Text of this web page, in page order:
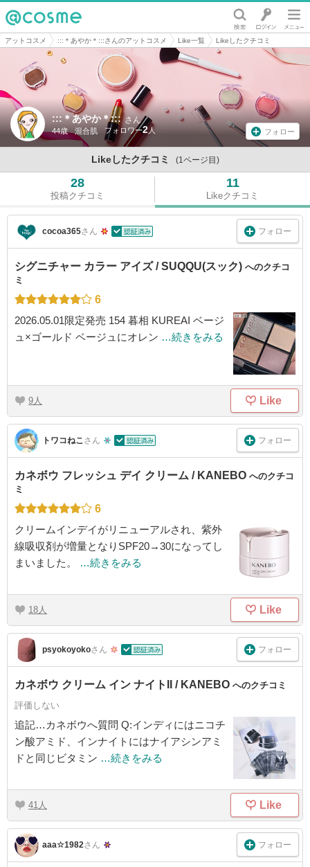
@cosme
アットコスメ :::＊あやか＊:::さんのアットコスメ Like一覧 Likeしたクチコミ
:::＊あやか＊::: さん
44歳 混合肌 2 フォロー
Likeしたクチコミ (1ページ目)
28
投稿クチコミ
11
Likeクチコミ
cocoa365さん フォロー
シグニチャー カラー アイズ / SUQQU(スック) へのクチコ
ミ
6
2026.05.01限定発売 154 暮相 KUREAI ベージ
ュ×ゴールド ベージュにオレン …続きをみる
9 Like
トワコねこさん フォロー
カネボウ フレッシュ デイ クリーム / KANEBO へのクチコ
ミ
6
クリームインデイがリニューアルされ、紫外
線吸収剤が増量となりSPF20→30になってし
まいました。
…続きをみる
18 Like
psyokoyokoさん フォロー
カネボウ クリーム イン ナイトII / KANEBO へのクチコミ
評価しない
追記…カネボウへ質問 Q:インディにはニコチ
ン酸アミド、インナイトにはナイアシンアミ
ドと同じビタミン …続きをみる
41 Like
aaa☆1982さん フォロー